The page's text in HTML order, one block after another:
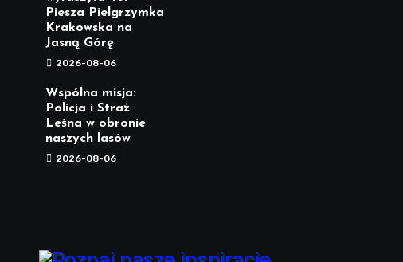
Piesza Pielgrzymka
Krakowska na
Jasną Górę
2026-08-06
Wspólna misja:
Policja i Straż
Leśna w obronie
naszych lasów
2026-08-06